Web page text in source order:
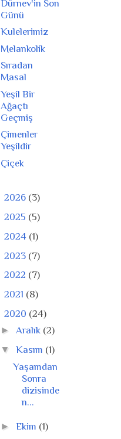
Dürnev'in Son
Günü
Kulelerimiz
Melankolik
Sıradan
Masal
Yeşil Bir
Ağaçtı
Geçmiş
Çimenler
Yeşildir
Çiçek
2026 (3)
2025 (5)
2024 (1)
2023 (7)
2022 (7)
2021 (8)
2020 (24)
►Aralık (2)
▼Kasım (1)
Yaşamdan
Sonra
dizisinde
n...
►Ekim (1)